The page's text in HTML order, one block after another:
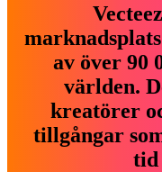
av över 90
världen.
kreatörer
tillgångar
tid